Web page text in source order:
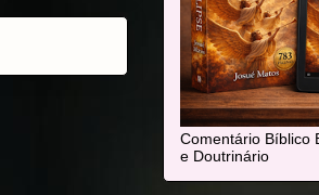
Comentário Bíblico
e Doutrinário